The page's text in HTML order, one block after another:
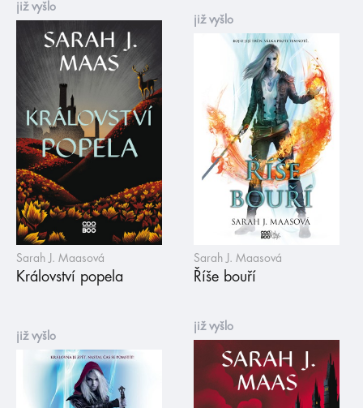
již vyšlo
Sarah J. Maasová
Království popela
již vyšlo
Sarah J. Maasová
Říše bouří
již vyšlo
již vyšlo